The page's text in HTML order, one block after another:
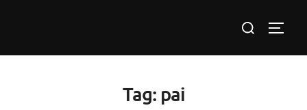
Pesquisar
Tag: pai